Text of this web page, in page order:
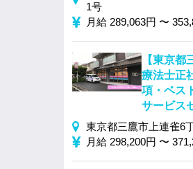
1号
月給 289,063円 〜
【東京都
療法士正
項・ベス
サービス
東京都三鷹市上連雀6
月給 298,200円 〜